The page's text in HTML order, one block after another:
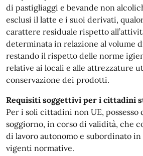
di pastigliaggi e bevande non
esclusi il latte e i suoi derivati,
carattere residuale rispetto
determinata in relazione al volume
restando il rispetto delle norme
relative ai locali e alle attrezzature
conservazione dei prodotti.
Requisiti soggettivi per i cittadini
Per i soli cittadini non UE, possesso
soggiorno, in corso di validità, che
di lavoro autonomo e subordinato in
vigenti normative.